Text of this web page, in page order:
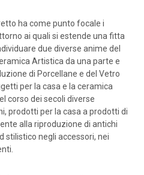
ha come punto focale i
ai quali si estende una fitta
due diverse anime del
Artistica da una parte e
di Porcellane e del Vetro
per la casa e la ceramica
corso dei secoli diverse
prodotti per la casa a prodotti di
alla riproduzione di antichi
stilistico negli accessori, nei